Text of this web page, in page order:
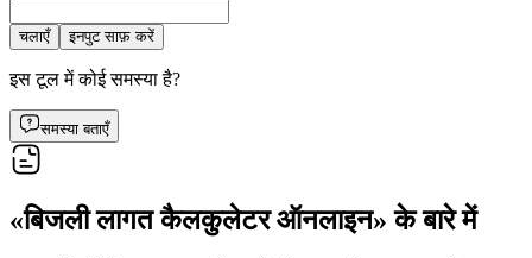
चलाएँ इनपुट साफ़ करें
इस टूल में कोई समस्या है?
समस्या बताएँ
«बिजली लागत कैलकुलेटर ऑनलाइन» के बारे में